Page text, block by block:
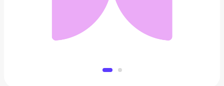
Добавить в вишлист